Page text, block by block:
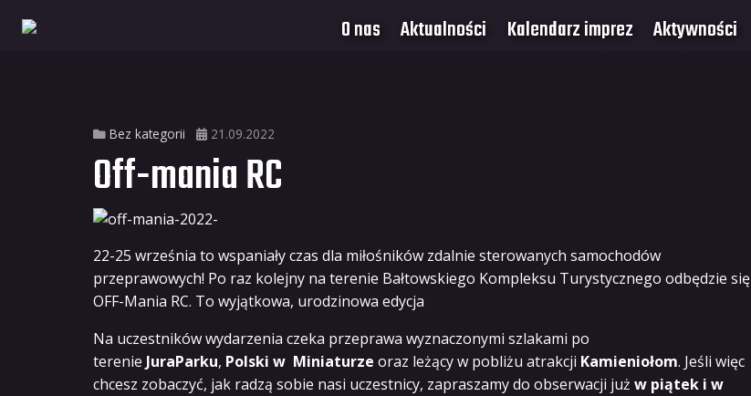
O nas Aktualności Kalendarz imprez Aktywności
Bez kategorii 21.09.2022
Off-mania RC
22-25 września to wspaniały czas dla miłośników zdalnie sterowanych samochodów
przeprawowych! Po raz kolejny na terenie Bałtowskiego Kompleksu Turystycznego odbędzie się
OFF-Mania RC. To wyjątkowa, urodzinowa edycja
Na uczestników wydarzenia czeka przeprawa wyznaczonymi szlakami po
terenie JuraParku, Polski w Miniaturze oraz leżący w pobliżu atrakcji Kamieniołom. Jeśli więc
chcesz zobaczyć, jak radzą sobie nasi uczestnicy, zapraszamy do obserwacji już w piątek i w